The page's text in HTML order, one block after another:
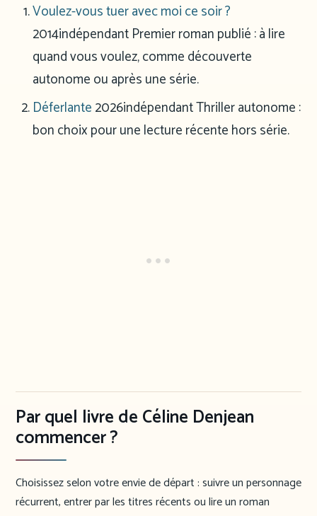
Voulez-vous tuer avec moi ce soir ?
2014indépendant Premier roman publié : à lire
quand vous voulez, comme découverte
autonome ou après une série.
Déferlante2026indépendantThriller autonome :
bon choix pour une lecture récente hors série.
Par quel livre de Céline Denjean
commencer ?
Choisissez selon votre envie de départ : suivre un personnage
récurrent, entrer par les titres récents ou lire un roman